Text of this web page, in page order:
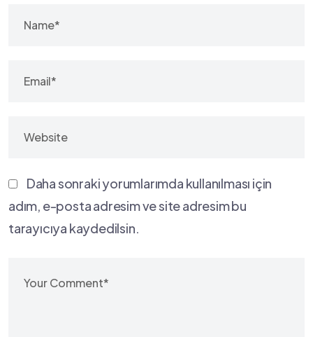
Daha sonraki yorumlarımda kullanılması için
adım, e-posta adresim ve site adresim bu
tarayıcıya kaydedilsin.